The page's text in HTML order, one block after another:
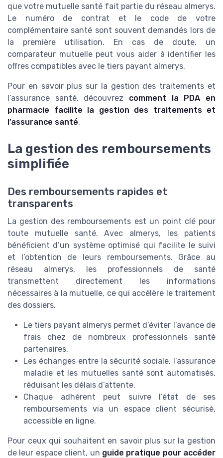
que votre mutuelle santé fait partie du réseau almerys.
Le numéro de contrat et le code de votre
complémentaire santé sont souvent demandés lors de
la première utilisation. En cas de doute, un
comparateur mutuelle peut vous aider à identifier les
offres compatibles avec le tiers payant almerys.
Pour en savoir plus sur la gestion des traitements et
l’assurance santé, découvrez comment la PDA en
pharmacie facilite la gestion des traitements et
l’assurance santé.
La gestion des remboursements
simplifiée
Des remboursements rapides et
transparents
La gestion des remboursements est un point clé pour
toute mutuelle santé. Avec almerys, les patients
bénéficient d’un système optimisé qui facilite le suivi
et l’obtention de leurs remboursements. Grâce au
réseau almerys, les professionnels de santé
transmettent directement les informations
nécessaires à la mutuelle, ce qui accélère le traitement
des dossiers.
Le tiers payant almerys permet d’éviter l’avance de
frais chez de nombreux professionnels santé
partenaires.
Les échanges entre la sécurité sociale, l’assurance
maladie et les mutuelles santé sont automatisés,
réduisant les délais d’attente.
Chaque adhérent peut suivre l’état de ses
remboursements via un espace client sécurisé,
accessible en ligne.
Pour ceux qui souhaitent en savoir plus sur la gestion
de leur espace client, un guide pratique pour accéder